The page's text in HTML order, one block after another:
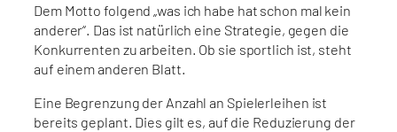
Dem Motto folgend „was ich habe hat schon mal kein
anderer“. Das ist natürlich eine Strategie, gegen die
Konkurrenten zu arbeiten. Ob sie sportlich ist, steht
auf einem anderen Blatt.
Eine Begrenzung der Anzahl an Spielerleihen ist
bereits geplant. Dies gilt es, auf die Reduzierung der